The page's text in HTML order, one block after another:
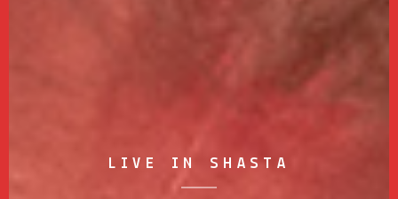
LIVE IN SHASTA